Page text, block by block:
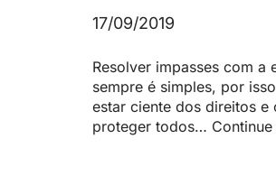
17/09/2019
Resolver impasses com a
sempre é simples, por
estar ciente dos direitos
proteger todos…